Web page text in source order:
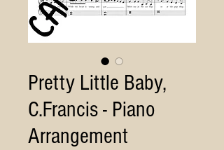
Pretty Little Baby,
C.Francis - Piano
Arrangement